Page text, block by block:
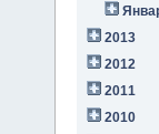
2013
2012
2011
2010